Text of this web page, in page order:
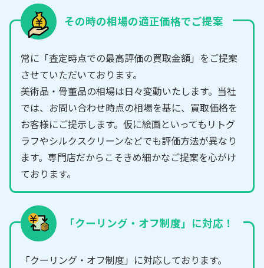
その時の相場の適正価格でご提案
常に「査定時点での最高評価の買取金額」をご提案
させていただいております。
美術品・骨董品の相場は日々変動いたします。当社
では、お問い合わせ時点の相場を基に、買取価格を
お客様にご提示します。仮に絵画といってもリトグ
ラフやシルクスクリーンなどでも評価方法が異なり
ます。専門店だからこそきめ細かなご提案を心がけ
ております。
「クーリング・オフ制度」に対応！
「クーリング・オフ制度」に対応しております。